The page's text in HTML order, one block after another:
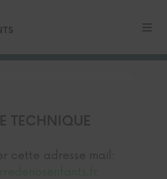
TECHNIQUE
cette adresse mail: